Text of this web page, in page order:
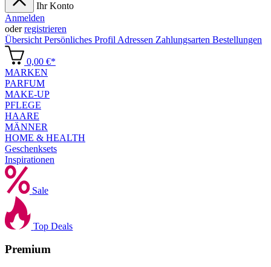
Ihr Konto
Anmelden
oderregistrieren
Übersicht Persönliches Profil Adressen Zahlungsarten Bestellungen
0,00 €*
MARKEN
PARFUM
MAKE-UP
PFLEGE
HAARE
MÄNNER
HOME & HEALTH
Geschenksets
Inspirationen
Sale
Top Deals
Premium